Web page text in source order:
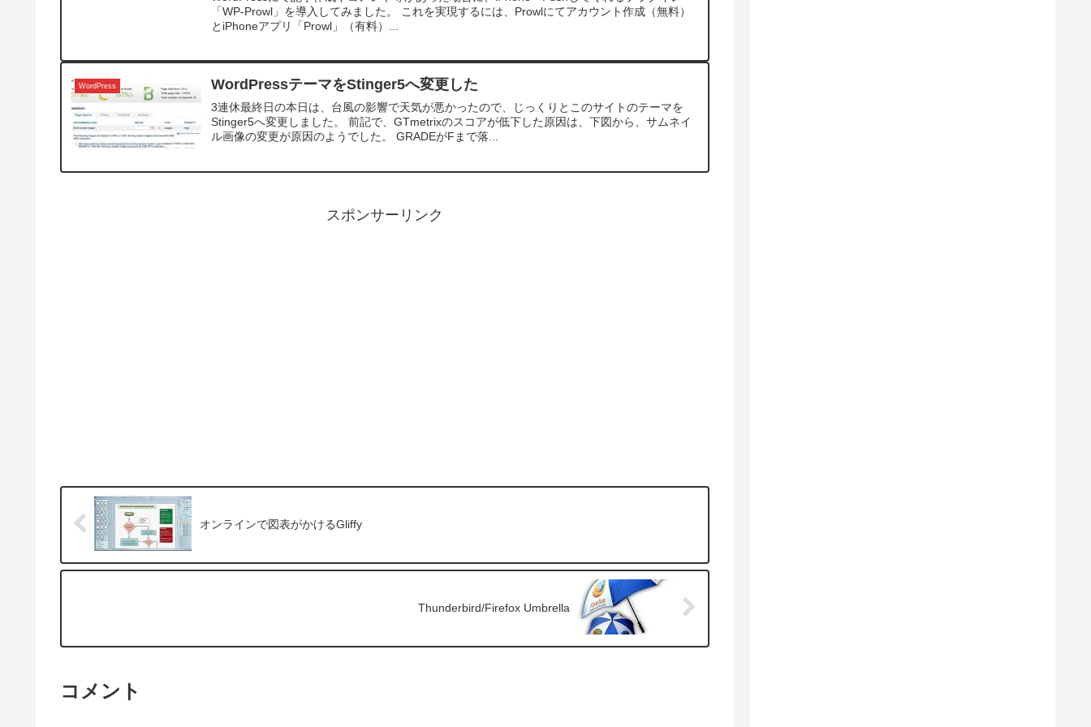
「WP-Prowl」を導入してみました。 これを実現するには、Prowlにてアカウント作成（無料）
とiPhoneアプリ「Prowl」（有料）...
WordPress WordPressテーマをStinger5へ変更した
3連休最終日の本日は、台風の影響で天気が悪かったので、じっくりとこのサイトのテーマを
Stinger5へ変更しました。 前記で、GTmetrixのスコアが低下した原因は、下図から、サムネイ
ル画像の変更が原因のようでした。 GRADEがFまで落...
スポンサーリンク
オンラインで図表がかけるGliffy
Thunderbird/Firefox Umbrella
コメント